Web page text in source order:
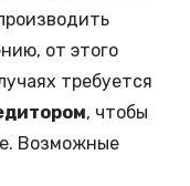
от этого
требуется
, чтобы
Возможные